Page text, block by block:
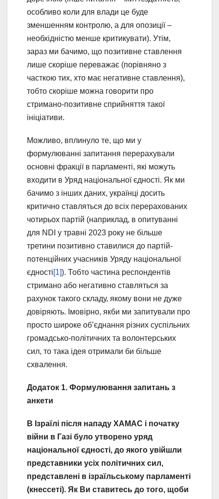
особливо коли для влади це буде
зменшенням контролю, а для опозиції –
необхідністю менше критикувати). Утім,
зараз ми бачимо, що позитивне ставлення
лише скоріше переважає (порівняно з
часткою тих, хто має негативне ставлення),
тобто скоріше можна говорити про
стримано-позитивне сприйняття такої
ініціативи.
Можливо, вплинуло те, що ми у
формулюванні запитання перерахували
основні фракції в парламенті, які можуть
входити в Уряд національної єдності. Як ми
бачимо з інших даних, українці досить
критично ставляться до всіх перерахованих
чотирьох партій (наприклад, в опитуванні
для NDI у травні 2023 року не більше
третини позитивно ставилися до партій-
потенційних учасників Уряду національної
єдності[1]). Тобто частина респондентів
стримано або негативно ставляться за
рахунок такого складу, якому вони не дуже
довіряють. Імовірно, якби ми запитували про
просто широке об’єднання різних суспільних
громадсько-політичних та волонтерських
сил, то така ідея отримали би більше
схвалення.
Додаток 1. Формулювання запитань з
анкети
В Ізраїлі після нападу ХАМАС і початку
війни в Газі було утворено уряд
національної єдності, до якого увійшли
представники усіх політичних сил,
представлені в ізраїльському парламенті
(кнессеті). Як Ви ставитесь до того, щоби